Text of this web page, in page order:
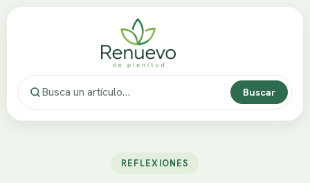
Buscar
REFLEXIONES